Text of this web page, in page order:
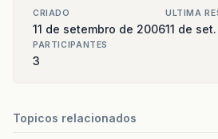
CRIADO
11 de setembro de 2006
ULTIMA
11 de
PARTICIPANTES
3
Topicos relacionados